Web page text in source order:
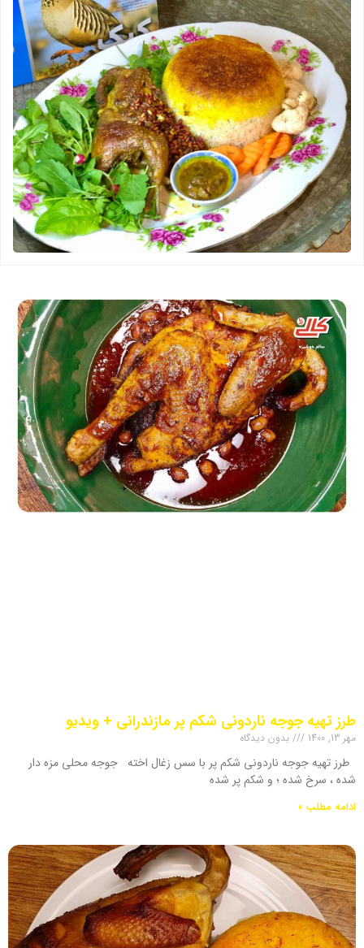
طرز تهیه جوجه ناردونی شکم پر مازندرانی + ویدیو
مهر 13, 1400 بدون دیدگاه
طرز تهیه جوجه ناردونی شکم پر با سس زغال اخته جوجه محلی مزه دار
شده ، سرخ شده ؛ و شکم پر شده
ادامه مطلب »